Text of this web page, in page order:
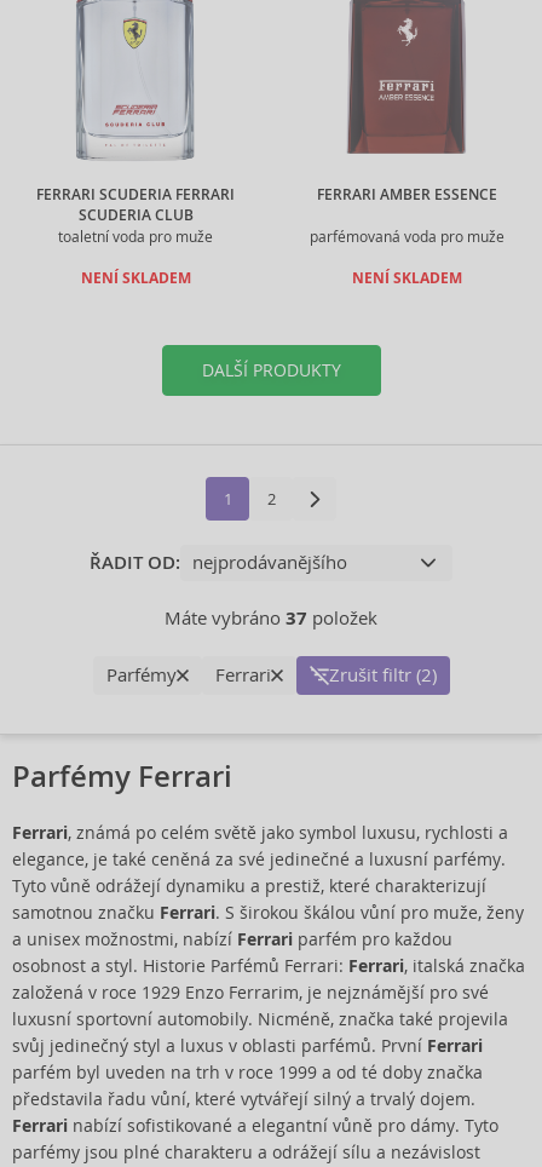
FERRARI SCUDERIA FERRARI
SCUDERIA CLUB
toaletní voda pro muže
NENÍ SKLADEM
FERRARI AMBER ESSENCE
parfémovaná voda pro muže
NENÍ SKLADEM
DALŠÍ PRODUKTY
1 2
ŘADIT OD:
Máte vybráno 37 položek
Parfémy Ferrari Zrušit filtr (2)
Parfémy Ferrari
Ferrari, známá po celém světě jako symbol luxusu, rychlosti a
elegance, je také ceněná za své jedinečné a luxusní parfémy.
Tyto vůně odrážejí dynamiku a prestiž, které charakterizují
samotnou značku Ferrari. S širokou škálou vůní pro muže, ženy
a unisex možnostmi, nabízí Ferrari parfém pro každou
osobnost a styl. Historie Parfémů Ferrari: Ferrari, italská značka
založená v roce 1929 Enzo Ferrarim, je nejznámější pro své
luxusní sportovní automobily. Nicméně, značka také projevila
svůj jedinečný styl a luxus v oblasti parfémů. První Ferrari
parfém byl uveden na trh v roce 1999 a od té doby značka
představila řadu vůní, které vytvářejí silný a trvalý dojem.
Ferrari nabízí sofistikované a elegantní vůně pro dámy. Tyto
parfémy jsou plné charakteru a odrážejí sílu a nezávislost